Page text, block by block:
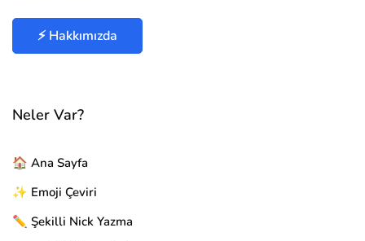
⚡ Hakkımızda
Neler Var?
🏠 Ana Sayfa
✨ Emoji Çeviri
✏️ Şekilli Nick Yazma